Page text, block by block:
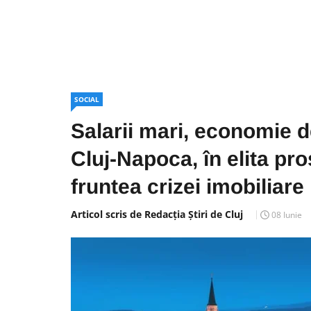
SOCIAL
Salarii mari, economie
Cluj-Napoca, în elita
fruntea crizei imobiliare
Articol scris de Redacția Știri de Cluj 08 Iunie